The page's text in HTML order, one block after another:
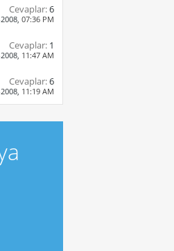
Cevaplar:6
07:36 PM
Cevaplar: 1
11:47 AM
Cevaplar:6
11:19 AM